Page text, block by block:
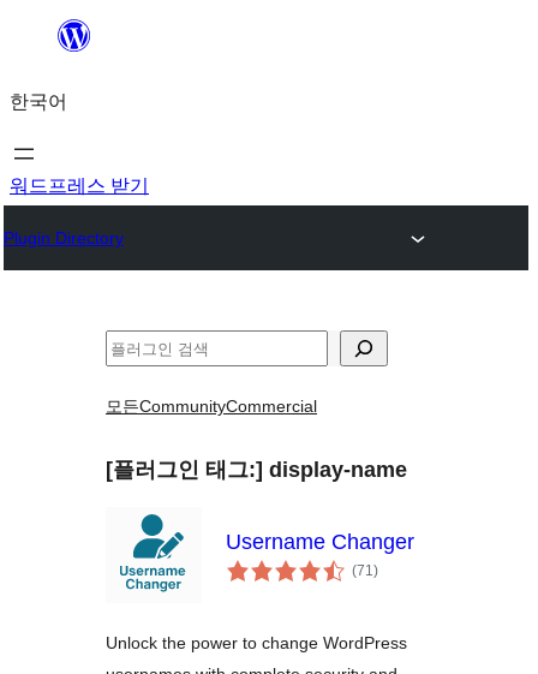
츠
로
바
가
한국어
워드프레스 받기
Plugin Directory
검
모든CommunityCommercial
[플러그인 태그:] display-name
Username Changer
(71전
체)
Unlock the power to change WordPress